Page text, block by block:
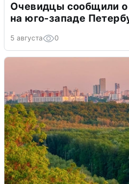
Очевидцы сообщили
на юго-западе
5 августа 0